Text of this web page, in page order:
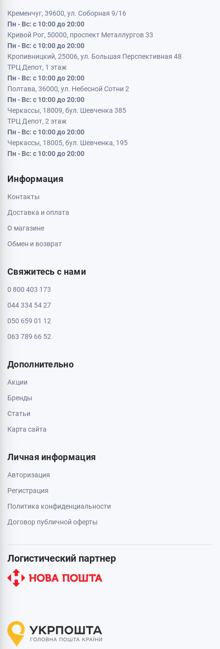
Кременчуг, 39600, ул. Соборная 9/16
Пн - Вс: с 10:00 до 20:00
Кривой Рог, 50000, проспект Металлургов 33
Пн - Вс: с 10:00 до 20:00
Кропивницкий, 25006, ул. Большая Перспективная 48
ТРЦ Депот, 1 этаж
Пн - Вс: с 10:00 до 20:00
Полтава, 36000, ул. Небесной Сотни 2
Пн - Вс: с 10:00 до 20:00
Черкассы, 18009, бул. Шевченка 385
ТРЦ Депот, 2 этаж
Пн - Вс: с 10:00 до 20:00
Черкассы, 18005, бул. Шевченка, 195
Пн - Вс: с 10:00 до 20:00
Информация
Контакты
Доставка и оплата
О магазине
Обмен и возврат
Свяжитесь с нами
0 800 403 173
044 334 54 27
050 659 01 12
063 789 66 52
Дополнительно
Акции
Бренды
Статьи
Карта сайта
Личная информация
Авторизация
Регистрация
Политика конфиденциальности
Договор публичной оферты
Логистический партнер